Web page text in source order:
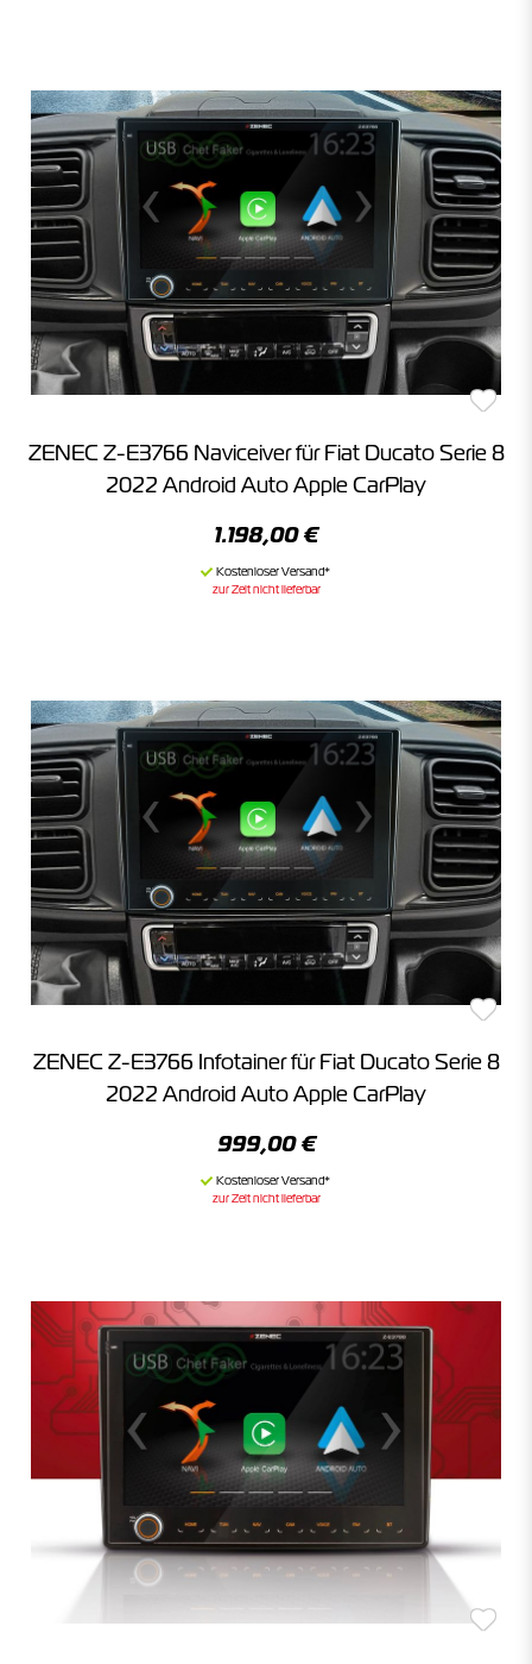
ZENEC Z-E3766 Naviceiver für Fiat Ducato Serie 8
2022 Android Auto Apple CarPlay
1.198,00 €
zur Zeit nicht lieferbar
ZENEC Z-E3766 Infotainer für Fiat Ducato Serie 8
2022 Android Auto Apple CarPlay
999,00 €
zur Zeit nicht lieferbar